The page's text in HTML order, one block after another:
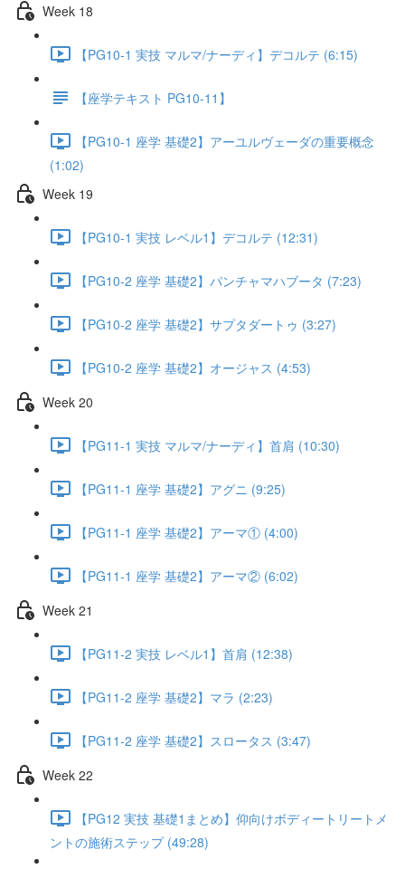
Week 18
【PG10-1 実技 マルマ/ナーディ】デコルテ (6:15)
【座学テキスト PG10-11】
【PG10-1 座学 基礎2】アーユルヴェーダの重要概念
(1:02)
Week 19
【PG10-1 実技 レベル1】デコルテ (12:31)
【PG10-2 座学 基礎2】パンチャマハブータ (7:23)
【PG10-2 座学 基礎2】サプタダートゥ (3:27)
【PG10-2 座学 基礎2】オージャス (4:53)
Week 20
【PG11-1 実技 マルマ/ナーディ】首肩 (10:30)
【PG11-1 座学 基礎2】アグニ (9:25)
【PG11-1 座学 基礎2】アーマ① (4:00)
【PG11-1 座学 基礎2】アーマ② (6:02)
Week 21
【PG11-2 実技 レベル1】首肩 (12:38)
【PG11-2 座学 基礎2】マラ (2:23)
【PG11-2 座学 基礎2】スロータス (3:47)
Week 22
【PG12 実技 基礎1まとめ】仰向けボディートリートメ
ントの施術ステップ (49:28)